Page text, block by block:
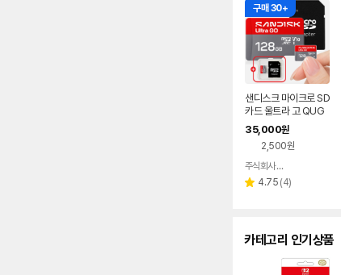
구매 30+
샌디스크 마이크로 SD
카드 울트라 고 QUG
NPID 128기가 128G
B 핸드폰 블랙박스 TF
외장메모리 + 메모리
케이스
35,000원
2,500원
주식회사 피아이디
별 4.75 리
(4)
카테고리 인기상품